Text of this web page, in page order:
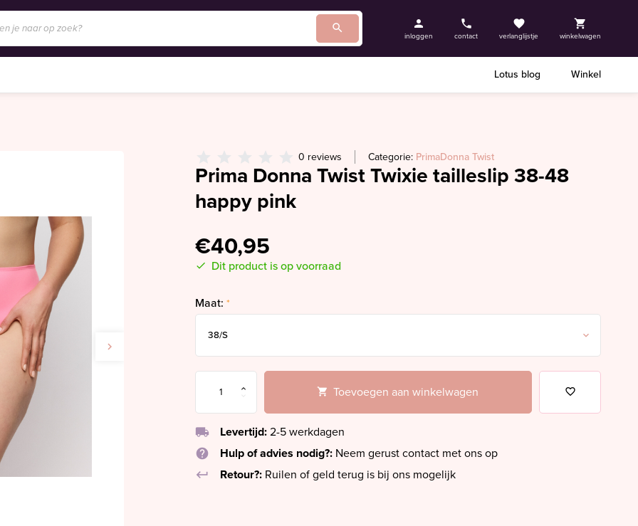
inloggen contact verlanglijstje winkelwagen
Lotus blog Winkel
0 reviews Categorie: PrimaDonna Twist
Prima Donna Twist Twixie tailleslip 38-48
happy pink
€40,95
Dit product is op voorraad
Maat: *
Toevoegen aan winkelwagen
local_shipping Levertijd: 2-5 werkdagen
help
Hulp of advies nodig?: Neem gerust contact met ons op
keyboard_return
Retour?: Ruilen of geld terug is bij ons mogelijk